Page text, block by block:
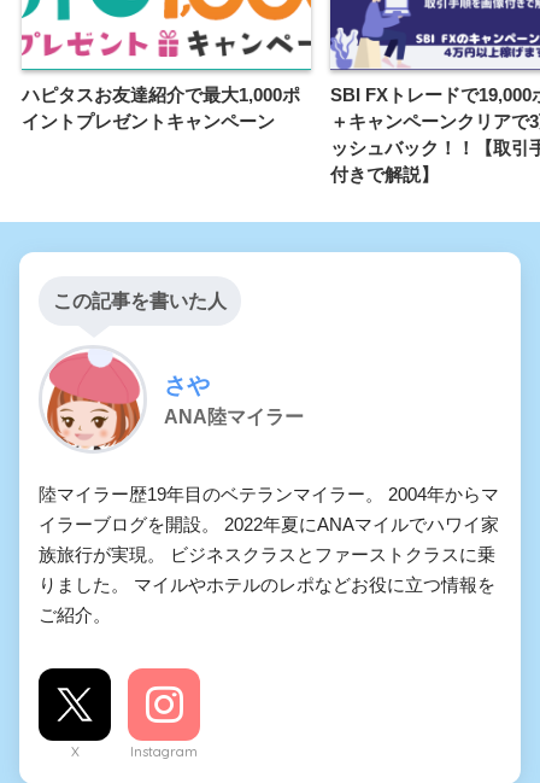
ハピタスお友達紹介で最大1,000ポ
イントプレゼントキャンペーン
SBI FXトレードで19,000
＋キャンペーンクリアで
ッシュバック！！【取引
付きで解説】
この記事を書いた人
さや
ANA陸マイラー
陸マイラー歴19年目のベテランマイラー。 2004年からマ
イラーブログを開設。 2022年夏にANAマイルでハワイ家
族旅行が実現。 ビジネスクラスとファーストクラスに乗
りました。 マイルやホテルのレポなどお役に立つ情報を
ご紹介。
X Instagram